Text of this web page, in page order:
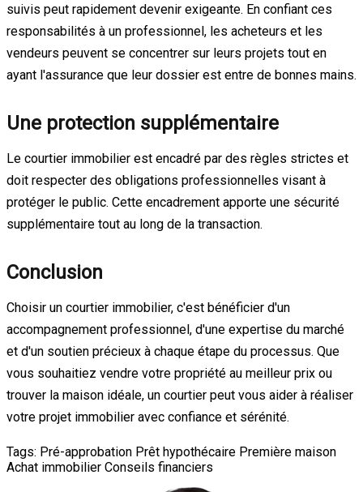
suivis peut rapidement devenir exigeante. En confiant ces
responsabilités à un professionnel, les acheteurs et les
vendeurs peuvent se concentrer sur leurs projets tout en
ayant l'assurance que leur dossier est entre de bonnes mains.
Une protection supplémentaire
Le courtier immobilier est encadré par des règles strictes et
doit respecter des obligations professionnelles visant à
protéger le public. Cette encadrement apporte une sécurité
supplémentaire tout au long de la transaction.
Conclusion
Choisir un courtier immobilier, c'est bénéficier d'un
accompagnement professionnel, d'une expertise du marché
et d'un soutien précieux à chaque étape du processus. Que
vous souhaitiez vendre votre propriété au meilleur prix ou
trouver la maison idéale, un courtier peut vous aider à réaliser
votre projet immobilier avec confiance et sérénité.
Tags: Pré-approbation Prêt hypothécaire Première maison
Achat immobilier Conseils financiers